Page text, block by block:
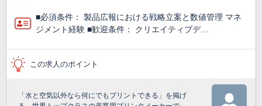
■必須条件： 製品広報における戦略立案と数値管理 マネ
ジメント経験 ■歓迎条件： クリエイティブデ…
この求人のポイント
「水と空気以外なら何にでもプリントできる」を掲げ